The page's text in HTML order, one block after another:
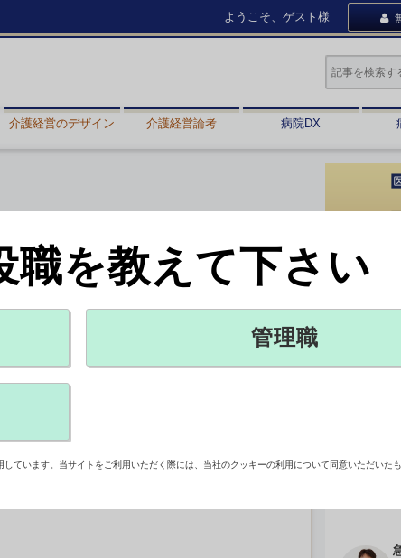
ようこそ、ゲスト様
介護経営のデザイン 介護経営論考 病院DX
査分科会の新型コロナウイル
議結果を公表した。新型コロ
などとの因果関係を審議
職を教えて下さい
管理職
ています。当サイトをご利用いただく際には、当社のクッキーの利用について同意いただいたも